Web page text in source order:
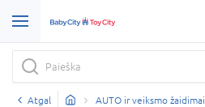
Atgal AUTO ir veiksmo žaidimai